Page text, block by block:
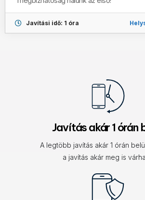
Javítási idő: 1 óra
Javítás akár 1 órán
A legtöbb javítás akár 1 órán
a javítás akár meg is